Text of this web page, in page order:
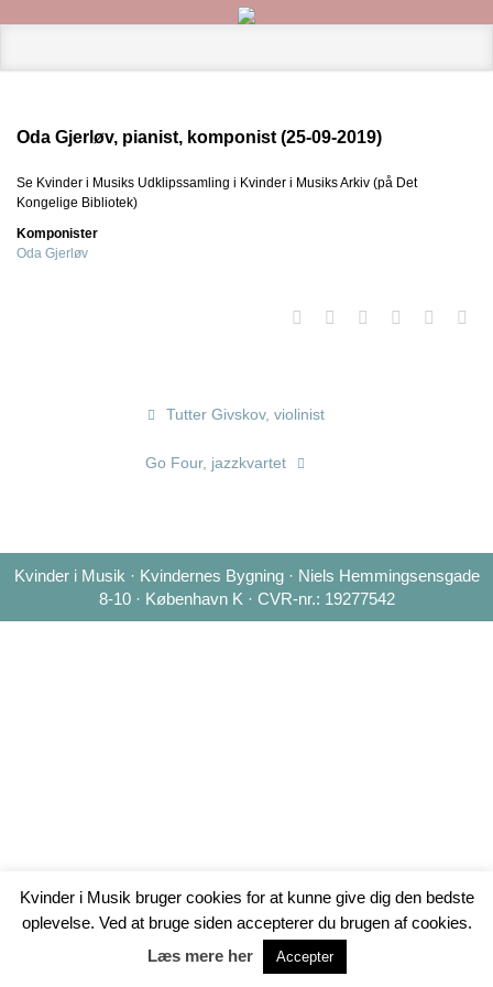
Oda Gjerløv, pianist, komponist (25-09-2019)
Se Kvinder i Musiks Udklipssamling i Kvinder i Musiks Arkiv (på Det
Kongelige Bibliotek)
Komponister
Oda Gjerløv
Tutter Givskov, violinist
Go Four, jazzkvartet
Kvinder i Musik · Kvindernes Bygning · Niels Hemmingsensgade
8-10 · København K · CVR-nr.: 19277542
Kvinder i Musik bruger cookies for at kunne give dig den bedste
oplevelse. Ved at bruge siden accepterer du brugen af cookies.
Læs mere her
Accepter